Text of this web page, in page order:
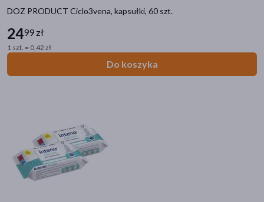
Hit
DOZ PRODUCT Ciclo3vena, kapsułki, 60 szt.
2499 zł
1 szt. = 0,42 zł
Do koszyka